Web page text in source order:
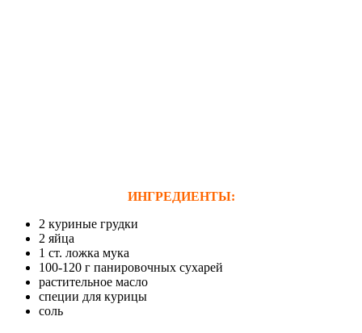
ИНГРЕДИЕНТЫ:
2 куриные грудки
2 яйца
1 ст. ложка мука
100-120 г панировочных сухарей
растительное масло
специи для курицы
соль